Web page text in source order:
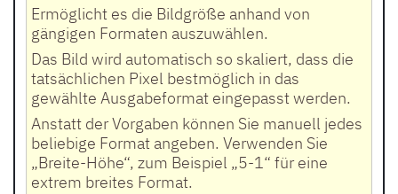
Ermöglicht es die Bildgröße anhand von
gängigen Formaten auszuwählen.
Das Bild wird automatisch so skaliert, dass die
tatsächlichen Pixel bestmöglich in das
gewählte Ausgabeformat eingepasst werden.
Anstatt der Vorgaben können Sie manuell jedes
beliebige Format angeben. Verwenden Sie
„Breite-Höhe“, zum Beispiel „5-1“ für eine
extrem breites Format.